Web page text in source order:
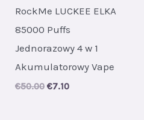
RockMe LUCKEE ELKA
85000 Puffs
Jednorazowy 4 w 1
Akumulatorowy Vape
€50.00 Original
€7.10Current